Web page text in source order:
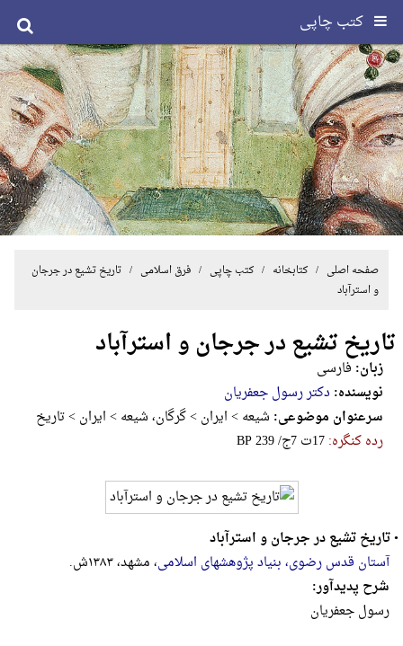
کتب چاپی
صفحه اصلی / کتابخانه /کتب چاپی /فرق اسلامی / تاریخ تشیع در جرجان
و استرآباد
تاریخ تشیع در جرجان و استرآباد
زبان: فارسی
نویسنده: دکتر رسول جعفریان
سرعنوان موضوعی: شیعه > ایران > گرگان، شیعه > ایران > تاریخ
رده کنگره:‎B‎P‎ ‎2‎3‎9‎ ‎/‎ج‎7‎ ‎ت‎1‎7
•تاریخ تشیع در جرجان و استرآباد
آستان قدس رضوی، بنیاد پژوهشهای اسلامی، مشهد، ۱۳۸۳ش.
شرح پدیدآور:
رسول جعفریان